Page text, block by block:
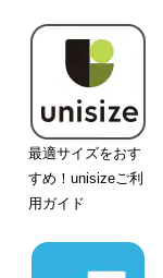
最適サイズをおす
すめ！unisizeご利
用ガイド